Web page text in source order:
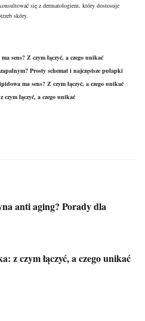
się z dermatologiem, który dostosuje
skóry.
sens? Z czym łączyć, a czego unikać
Prosty schemat i najczęstsze pułapki
ma sens? Z czym łączyć, a czego unikać
łączyć, a czego unikać
anti aging? Porady dla
z czym łączyć, a czego unikać